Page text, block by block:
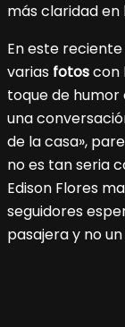
más claridad en
En este
varias fotoscon
toque de humor
una
de la casa»,
no es tan seria
Edison Flores
seguidores
pasajera y no